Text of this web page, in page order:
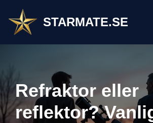
Hoppa
STARMATE.SE
Refraktor eller
reflektor?